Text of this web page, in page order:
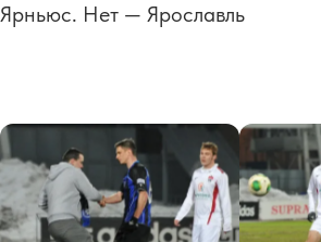
Ярньюс. Нет — Ярославль